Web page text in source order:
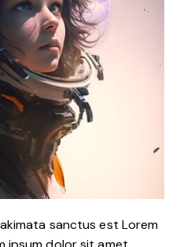
sanctus est Lorem